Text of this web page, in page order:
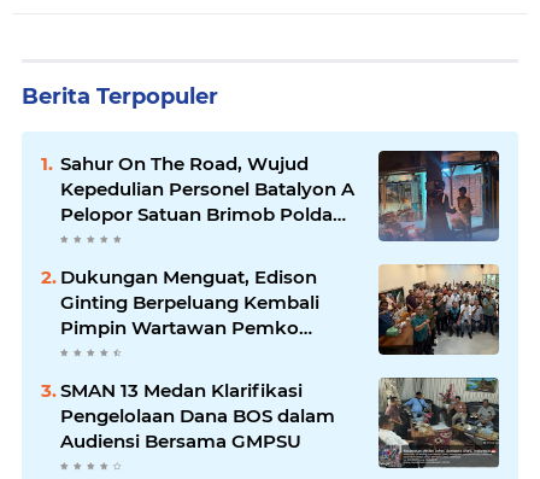
Berita Terpopuler
Sahur On The Road, Wujud
Kepedulian Personel Batalyon A
Pelopor Satuan Brimob Polda
Sumut di Dini Hari Ramadhan
Dukungan Menguat, Edison
Ginting Berpeluang Kembali
Pimpin Wartawan Pemko
Medan
SMAN 13 Medan Klarifikasi
Pengelolaan Dana BOS dalam
Audiensi Bersama GMPSU